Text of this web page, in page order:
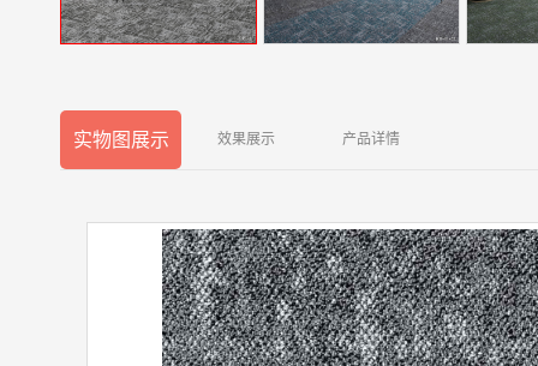
实物图展示 效果展示 产品详情